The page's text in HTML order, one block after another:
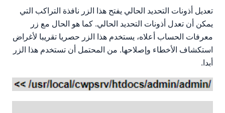
تعديل أذونات التحديد الحالي يفتح هذا الزر نافذة التراكب التي
يمكن أن تعدل أذونات التحديد الحالي. كما هو الحال مع زر
معرفات الحساب أعلاه، يستخدم هذا الزر حصريا تقريبا لأغراض
استكشاف الأخطاء وإصلاحها. من المحتمل أن تستخدم هذا الزر
أبدا.